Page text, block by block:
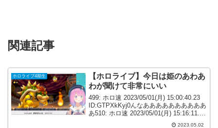
関連記事
ホロライブ4期生
【ホロライブ】今日は姫のあわあ
わが聞けて非常にいい
499: ホロ速 2023/05/01(月) 15:00:40.23
ID:GTPXkKyj0んなああああああああああ
あ510: ホロ速 2023/05/01(月) 15:16:11.14
ID:TAjWrtxfa姫様草14:56～512:...2023.05.02